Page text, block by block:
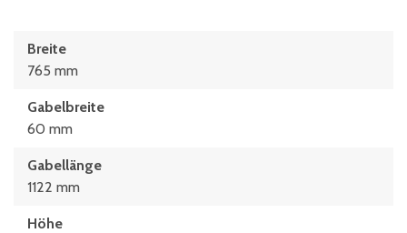
Breite
765 mm
Gabelbreite
60 mm
Gabellänge
1122 mm
Höhe